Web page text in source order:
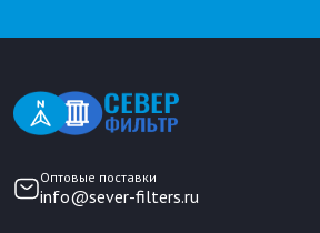
Оптовые поставки
info@sever-filters.ru